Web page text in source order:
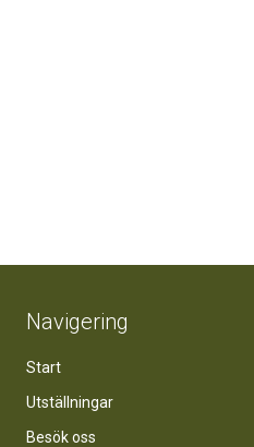
Navigering
Start
Utställningar
Besök oss